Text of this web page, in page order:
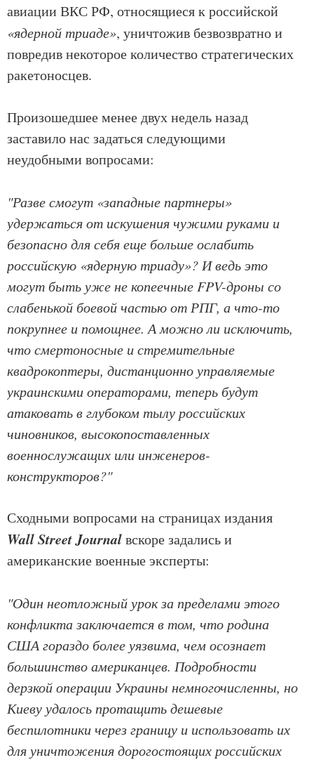
авиации ВКС РФ, относящиеся к российской
«ядерной триаде», уничтожив безвозвратно и
повредив некоторое количество стратегических
ракетоносцев.
Произошедшее менее двух недель назад
заставило нас задаться следующими
неудобными вопросами:
"Разве смогут «западные партнеры»
удержаться от искушения чужими руками и
безопасно для себя еще больше ослабить
российскую «ядерную триаду»? И ведь это
могут быть уже не копеечные FPV-дроны со
слабенькой боевой частью от РПГ, а что-то
покрупнее и помощнее. А можно ли исключить,
что смертоносные и стремительные
квадрокоптеры, дистанционно управляемые
украинскими операторами, теперь будут
атаковать в глубоком тылу российских
чиновников, высокопоставленных
военнослужащих или инженеров-
конструкторов?"
Сходными вопросами на страницах издания
Wall Street Journalвскоре задались и
американские военные эксперты:
"Один неотложный урок за пределами этого
конфликта заключается в том, что родина
США гораздо более уязвима, чем осознает
большинство американцев. Подробности
дерзкой операции Украины немногочисленны, но
Киеву удалось протащить дешевые
беспилотники через границу и использовать их
для уничтожения дорогостоящих российских